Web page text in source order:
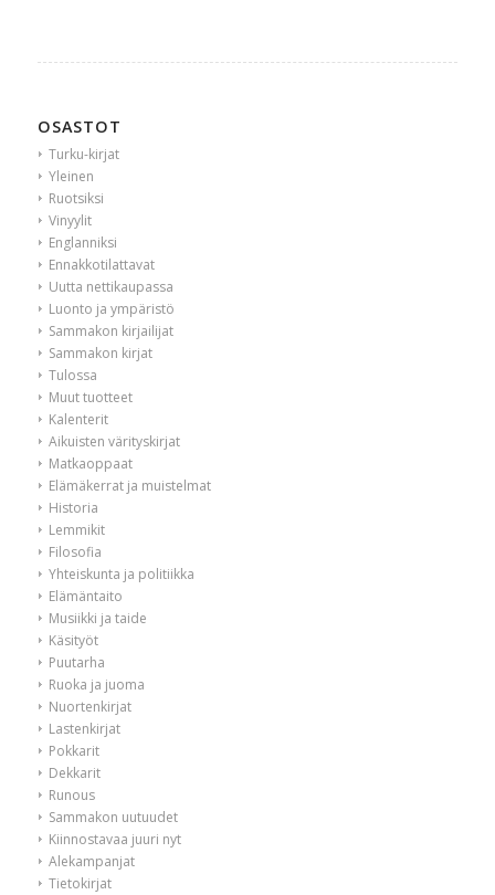
OSASTOT
Turku-kirjat
Yleinen
Ruotsiksi
Vinyylit
Englanniksi
Ennakkotilattavat
Uutta nettikaupassa
Luonto ja ympäristö
Sammakon kirjailijat
Sammakon kirjat
Tulossa
Muut tuotteet
Kalenterit
Aikuisten värityskirjat
Matkaoppaat
Elämäkerrat ja muistelmat
Historia
Lemmikit
Filosofia
Yhteiskunta ja politiikka
Elämäntaito
Musiikki ja taide
Käsityöt
Puutarha
Ruoka ja juoma
Nuortenkirjat
Lastenkirjat
Pokkarit
Dekkarit
Runous
Sammakon uutuudet
Kiinnostavaa juuri nyt
Alekampanjat
Tietokirjat